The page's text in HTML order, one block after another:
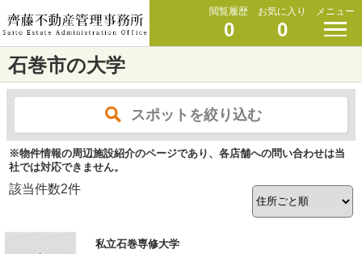
閲覧履歴
0
お気に入り
0
メニュー
石巻市の大学
スポットを絞り込む
※物件情報の周辺施設紹介のページであり、各店舗への問い合わせは当
社では対応できません。
該当件数2件
私立石巻専修大学